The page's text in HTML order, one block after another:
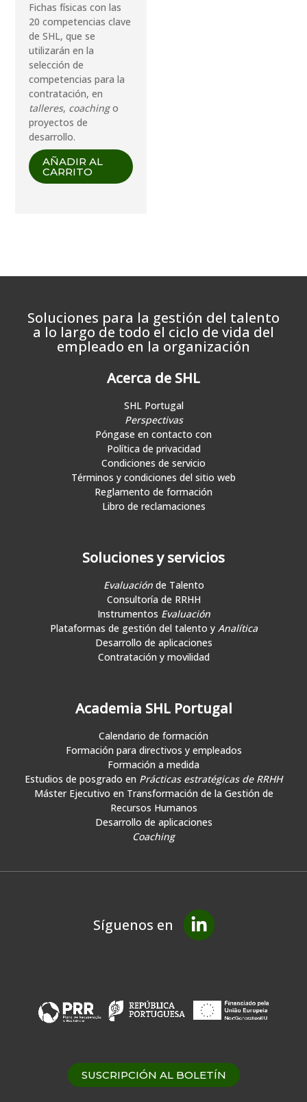
Fichas físicas con las
20 competencias clave
de SHL, que se
utilizarán en la
selección de
competencias para la
contratación, en
talleres, coachingo
proyectos de
desarrollo.
AÑADIR AL
CARRITO
Soluciones para la gestión del talento
a lo largo de todo el ciclo de vida del
empleado en la organización
Acerca de SHL
SHL Portugal
Perspectivas
Póngase en contacto con
Política de privacidad
Condiciones de servicio
Términos y condiciones del sitio web
Reglamento de formación
Libro de reclamaciones
Soluciones y servicios
Evaluaciónde Talento
Consultoría de RRHH
Instrumentos Evaluación
Plataformas de gestión del talento y Analítica
Desarrollo de aplicaciones
Contratación y movilidad
Academia SHL Portugal
Calendario de formación
Formación para directivos y empleados
Formación a medida
Estudios de posgrado en Prácticas estratégicas de RRHH
Máster Ejecutivo en Transformación de la Gestión de
Recursos Humanos
Desarrollo de aplicaciones
Coaching
Síguenos en
SUSCRIPCIÓN AL BOLETÍN